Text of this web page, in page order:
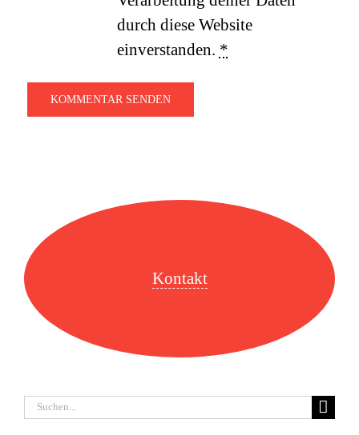
durch diese Website
einverstanden. *
Kontakt
Suche